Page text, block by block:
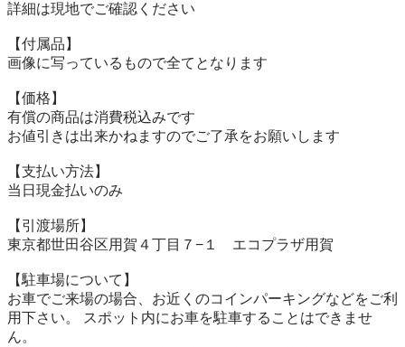
詳細は現地でご確認ください
【付属品】
画像に写っているもので全てとなります
【価格】
有償の商品は消費税込みです
お値引きは出来かねますのでご了承をお願いします
【⽀払い⽅法】
当⽇現⾦払いのみ
【引渡場所】
東京都世田谷区用賀４丁目７−１　エコプラザ用賀
【駐⾞場について】
お車でご来場の場合、お近くのコインパーキングなどをご利
用下さい。 スポット内にお車を駐車することはできませ
ん。